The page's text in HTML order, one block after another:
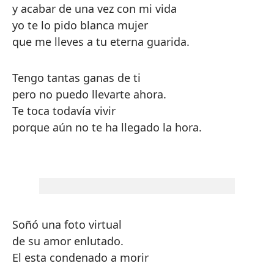
y acabar de una vez con mi vida
yo te lo pido blanca mujer
que me lleves a tu eterna guarida.
Tengo tantas ganas de ti
pero no puedo llevarte ahora.
Te toca todavía vivir
porque aún no te ha llegado la hora.
Soñó una foto virtual
de su amor enlutado.
El esta condenado a morir